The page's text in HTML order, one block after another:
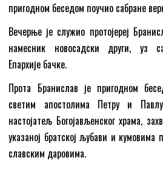
пригодном беседом поучио сабране
Вечерње је служио протојереј
намесник новосадски други, уз
Епархије бачке.
Прота Бранислав је пригодном
светим апостолима Петру и
настојатељ Богојављенског храма,
указаној братској љубави и
славским даровима.